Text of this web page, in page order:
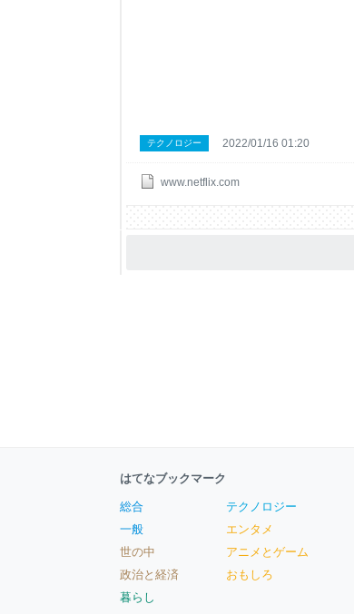
www.netflix.com
テクノロジー 2022/01/16 01:20
はてなブックマーク
総合
一般
世の中
政治と経済
暮らし
テクノロジー
エンタメ
アニメとゲーム
おもしろ